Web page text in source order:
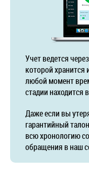
Учет ведется
которой
любой момент
стадии находится
Даже если вы
гарантийный
всю хронологию
обращения в наш